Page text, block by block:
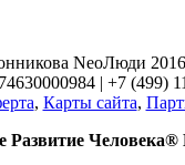
NeoЛюди
| +7 (499)
, Карты сайта,